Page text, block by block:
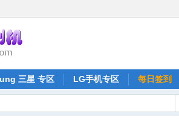
三星 专区 LG手机专区 每日签到